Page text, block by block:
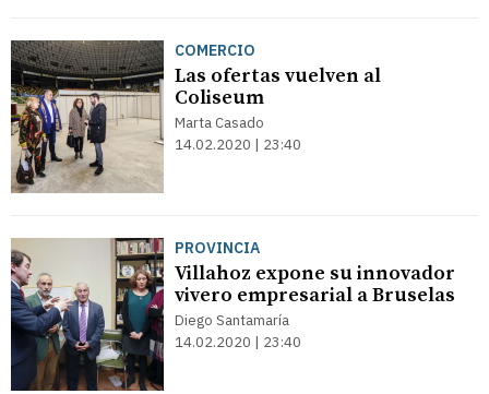
COMERCIO
Las ofertas vuelven al
Coliseum
Marta Casado
14.02.2020 | 23:40
PROVINCIA
Villahoz expone su innovador
vivero empresarial a Bruselas
Diego Santamaría
14.02.2020 | 23:40